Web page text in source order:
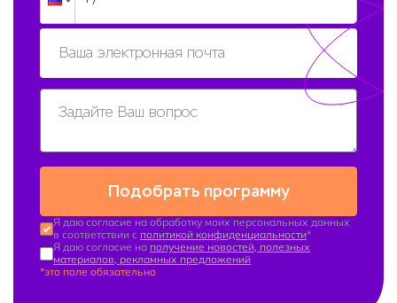
Подобрать программу
Я даю согласие на обработку моих персональных данных
в соответствии с политикой конфиденциальности*
Я даю согласие на получение новостей, полезных
материалов, рекламных предложений
*это поле обязательно